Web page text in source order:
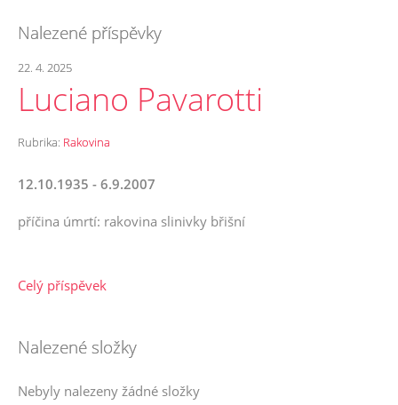
Nalezené příspěvky
22. 4. 2025
Luciano Pavarotti
Rubrika: Rakovina
12.10.1935 - 6.9.2007
příčina úmrtí: rakovina slinivky břišní
Celý příspěvek
Nalezené složky
Nebyly nalezeny žádné složky